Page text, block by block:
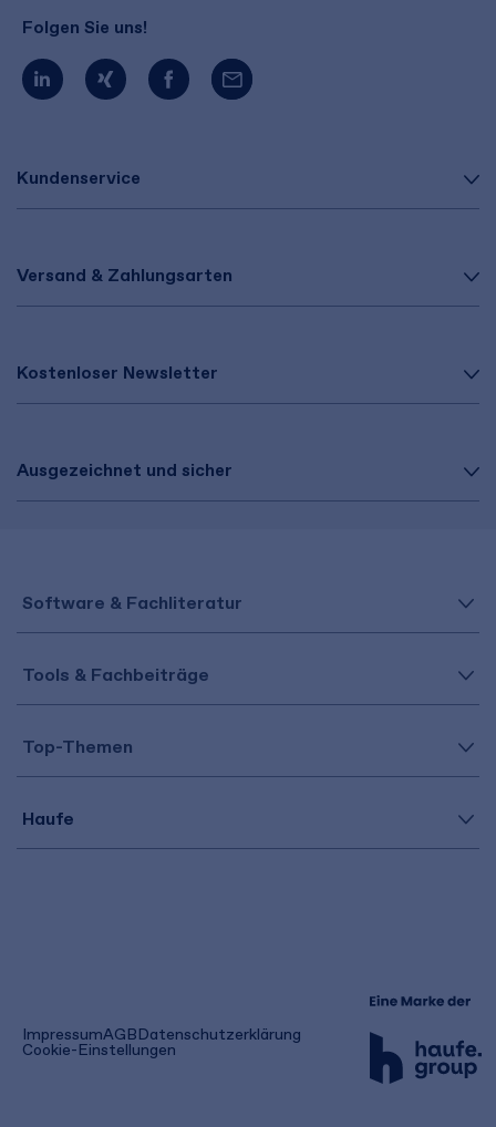
Kundenservice
Versand & Zahlungsarten
Kostenloser Newsletter
Ausgezeichnet und sicher
Folgen Sie uns!
Software & Fachliteratur
Tools & Fachbeiträge
Top-Themen
Haufe
ImpressumAGB(öffnet
in
einem
Datenschutzerklärung
Cookie-Einstellungen